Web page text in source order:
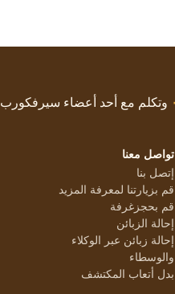
وتكلم مع أحد أعضاء سيرفكورب
تواصل معنا
إتصل بنا
قم بزيارتنا لمعرفة المزيد
قم بحجزغرفة
إحالة الزبائن
إحالة زبائن عبر الوكلاء
والوسطاء
بدل أتعاب المكتشف